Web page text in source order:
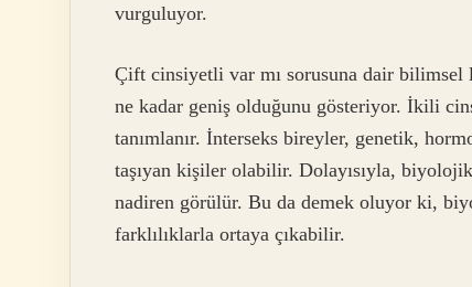
vurguluyor.
Çift cinsiyetli var mı sorusuna dair
ne kadar geniş olduğunu gösteriyor. İkili
tanımlanır. İnterseks bireyler, genetik,
taşıyan kişiler olabilir. Dolayısıyla,
nadiren görülür. Bu da demek oluyor ki,
farklılıklarla ortaya çıkabilir.